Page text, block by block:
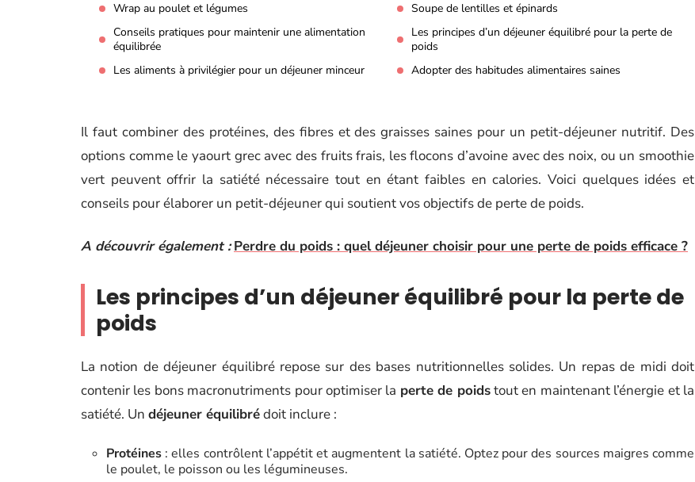
Wrap au poulet et légumes
Soupe de lentilles et épinards
Conseils pratiques pour maintenir une alimentation
équilibrée
Les principes d’un déjeuner équilibré pour la perte de
poids
Les aliments à privilégier pour un déjeuner minceur
Adopter des habitudes alimentaires saines
Il faut combiner des protéines, des fibres et des graisses saines pour un petit-déjeuner nutritif. Des
options comme le yaourt grec avec des fruits frais, les flocons d’avoine avec des noix, ou un smoothie
vert peuvent offrir la satiété nécessaire tout en étant faibles en calories. Voici quelques idées et
conseils pour élaborer un petit-déjeuner qui soutient vos objectifs de perte de poids.
A découvrir également : Perdre du poids : quel déjeuner choisir pour une perte de poids efficace ?
Les principes d’un déjeuner équilibré pour la perte de
poids
La notion de déjeuner équilibré repose sur des bases nutritionnelles solides. Un repas de midi doit
contenir les bons macronutriments pour optimiser la perte de poidstout en maintenant l’énergie et la
satiété. Un déjeuner équilibrédoit inclure :
Protéines : elles contrôlent l’appétit et augmentent la satiété. Optez pour des sources maigres comme
le poulet, le poisson ou les légumineuses.